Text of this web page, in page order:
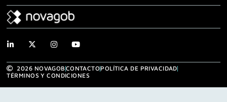
2026 NOVAGOBCONTACTOPOLÍTICA DE PRIVACIDAD
TÉRMINOS Y CONDICIONES